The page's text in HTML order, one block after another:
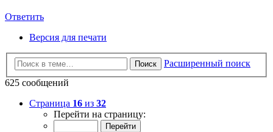
Ответить
Версия для печати
Поиск
Расширенный поиск
625 сообщений
Страница 16 из 32
Перейти на страницу: